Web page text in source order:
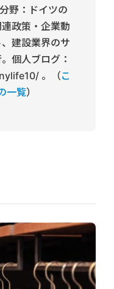
野：ドイツの
政策・企業動
建設業界のサ
個人ブログ：
。（こ
一覧）